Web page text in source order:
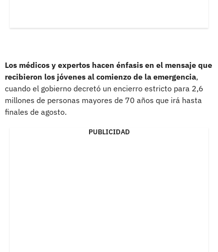
Los médicos y expertos hacen énfasis en el mensaje que
recibieron los jóvenes al comienzo de la emergencia,
cuando el gobierno decretó un encierro estricto para 2,6
millones de personas mayores de 70 años que irá hasta
finales de agosto.
PUBLICIDAD